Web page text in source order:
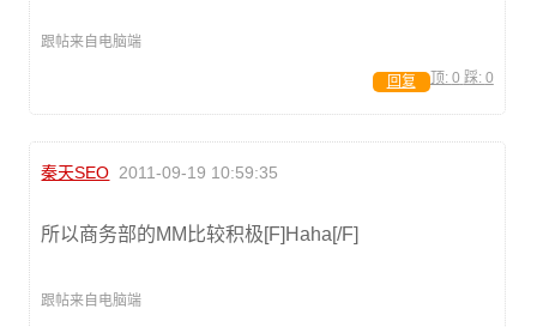
跟帖来自电脑端
顶: 0 踩: 0
回复
秦天SEO 2011-09-19 10:59:35
所以商务部的MM比较积极[F]Haha[/F]
跟帖来自电脑端